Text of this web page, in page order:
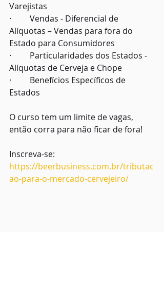
Varejistas
·         Vendas - Diferencial de
Alíquotas – Vendas para fora do
Estado para Consumidores
·         Particularidades dos Estados -
Alíquotas de Cerveja e Chope
·         Benefícios Específicos de
Estados
O curso tem um limite de vagas,
então corra para não ficar de fora!
Inscreva-se:
https://beerbusiness.com.br/tributac
ao-para-o-mercado-cervejeiro/